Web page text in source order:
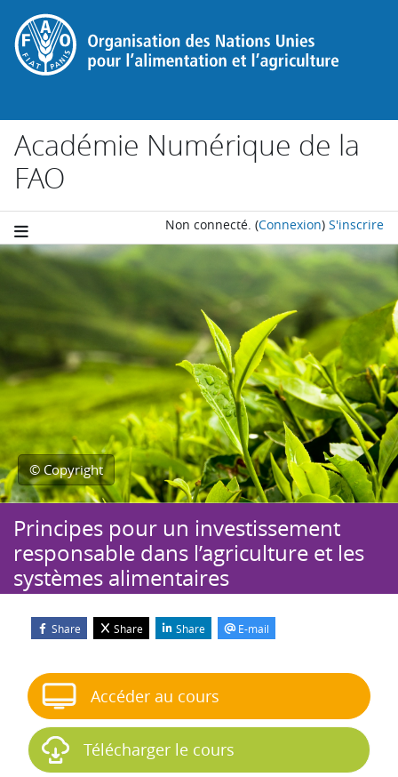
Passer au contenu principal
Académie Numérique de la
FAO
Non connecté. (Connexion) S'inscrire
© Copyright
Principes pour un investissement
responsable dans l’agriculture et les
systèmes alimentaires
Share Share Share E-mail
Accéder au cours
Télécharger le cours